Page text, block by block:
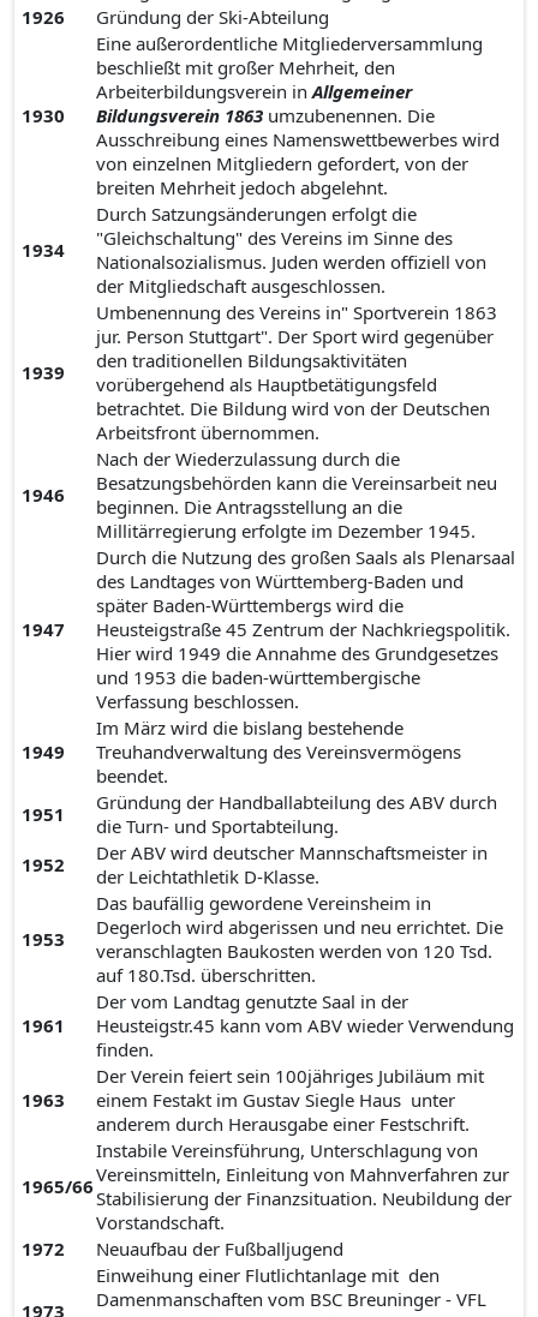
1926
Gründung der Ski-Abteilung
1930
Eine außerordentliche Mitgliederversammlung
beschließt mit großer Mehrheit, den
Arbeiterbildungsverein in Allgemeiner
Bildungsverein 1863 umzubenennen. Die
Ausschreibung eines Namenswettbewerbes wird
von einzelnen Mitgliedern gefordert, von der
breiten Mehrheit jedoch abgelehnt.
1934
Durch Satzungsänderungen erfolgt die
"Gleichschaltung" des Vereins im Sinne des
Nationalsozialismus. Juden werden offiziell von
der Mitgliedschaft ausgeschlossen.
1939
Umbenennung des Vereins in" Sportverein 1863
jur. Person Stuttgart". Der Sport wird gegenüber
den traditionellen Bildungsaktivitäten
vorübergehend als Hauptbetätigungsfeld
betrachtet. Die Bildung wird von der Deutschen
Arbeitsfront übernommen.
1946
Nach der Wiederzulassung durch die
Besatzungsbehörden kann die Vereinsarbeit neu
beginnen. Die Antragsstellung an die
Millitärregierung erfolgte im Dezember 1945.
1947
Durch die Nutzung des großen Saals als Plenarsaal
des Landtages von Württemberg-Baden und
später Baden-Württembergs wird die
Heusteigstraße 45 Zentrum der Nachkriegspolitik.
Hier wird 1949 die Annahme des Grundgesetzes
und 1953 die baden-württembergische
Verfassung beschlossen.
1949
Im März wird die bislang bestehende
Treuhandverwaltung des Vereinsvermögens
beendet.
1951
Gründung der Handballabteilung des ABV durch
die Turn- und Sportabteilung.
1952
Der ABV wird deutscher Mannschaftsmeister in
der Leichtathletik D-Klasse.
1953
Das baufällig gewordene Vereinsheim in
Degerloch wird abgerissen und neu errichtet. Die
veranschlagten Baukosten werden von 120 Tsd.
auf 180.Tsd. überschritten.
1961
Der vom Landtag genutzte Saal in der
Heusteigstr.45 kann vom ABV wieder Verwendung
finden.
1963
Der Verein feiert sein 100jähriges Jubiläum mit
einem Festakt im Gustav Siegle Haus unter
anderem durch Herausgabe einer Festschrift.
1965/66
Instabile Vereinsführung, Unterschlagung von
Vereinsmitteln, Einleitung von Mahnverfahren zur
Stabilisierung der Finanzsituation. Neubildung der
Vorstandschaft.
1972
Neuaufbau der Fußballjugend
1973
Einweihung einer Flutlichtanlage mit den
Damenmanschaften vom BSC Breuninger - VFL